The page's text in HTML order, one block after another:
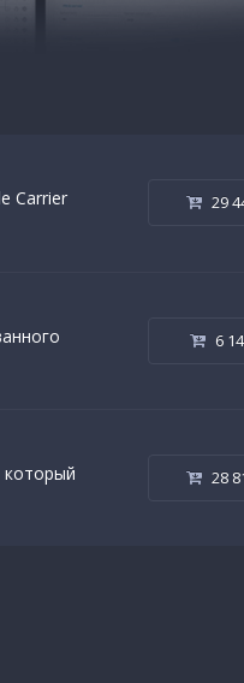
Carrier
29
6
который
28